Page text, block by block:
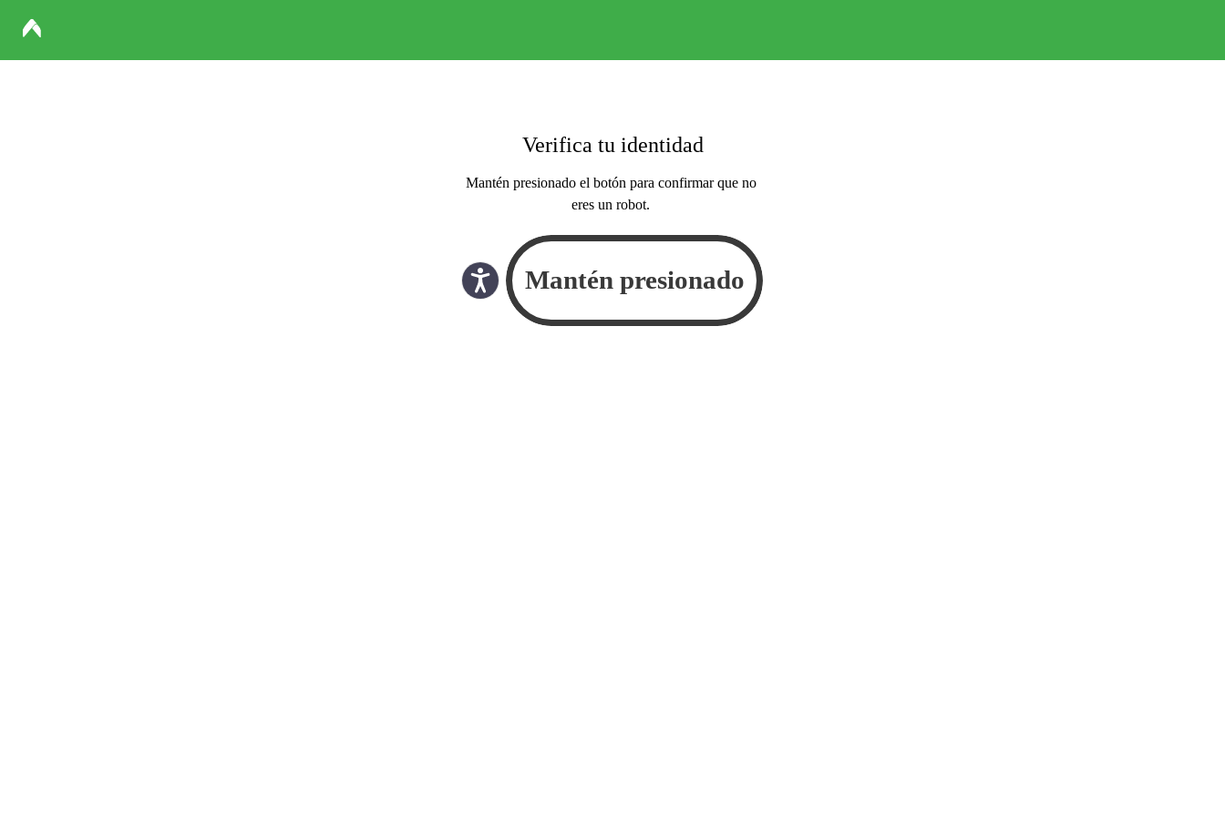
Verifica tu identidad
Mantén presionado el botón para confirmar que no
eres un robot.